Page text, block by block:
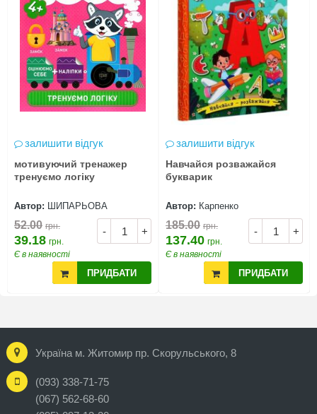
залишити відгук
мотивуючий тренажер
тренуємо логіку
Автор: ШИПАРЬОВА
- +
52.00 грн.
39.18 грн.
Є в наявності
ПРИДБАТИ
залишити відгук
Навчайся розважайся
букварик
Автор: Карпенко
- +
185.00 грн.
137.40 грн.
Є в наявності
ПРИДБАТИ
Україна м. Житомир пр. Скорульського, 8
(093) 338-71-75
(067) 562-68-60